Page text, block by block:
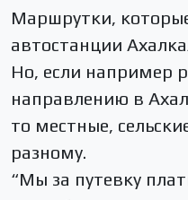
Маршрутки,
автостанции
Но, если например
направлению в
то местные,
разному.
“Мы за путевку